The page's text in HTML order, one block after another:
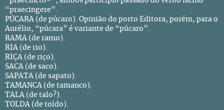
“praecingere”.
PÚCARA (de púcaro). Opinião do porto Editora, porém, para o
Aurélio, “púcara” é variante de “púcaro”.
RAMA (de ramo).
RIA (de rio).
RIÇA (de riço).
SACA (de saco).
SAPATA (de sapato).
TAMANCA (de tamanco).
TALA (de talo?).
TOLDA (de toldo).